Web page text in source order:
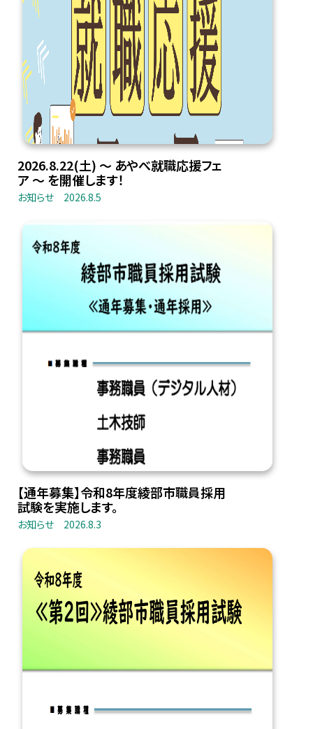
2026.8.22(土) 〜 あやべ就職応援フェ
ア 〜 を開催します！
お知らせ 2026.8.5
【通年募集】令和8年度綾部市職員採用
試験を実施します。
お知らせ 2026.8.3